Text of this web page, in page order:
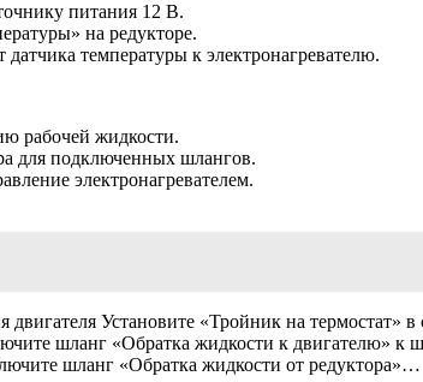
питания 12 В.
на редукторе.
температуры к электронагревателю.
рабочей жидкости.
для подключенных шлангов.
электронагревателем.
Установите «Тройник на
шланг «Обратка жидкости к двигателю»
шланг «Обратка жидкости от редуктора»…